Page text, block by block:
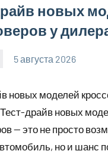
новых
у
5 августа 2026
новых моделей
драйв новых
— это не просто
но и шанс